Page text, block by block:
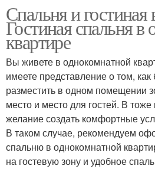
Спальня и
Гостиная спальня в
квартире
Вы живете в однокомнатной
имеете представление о том, как
разместить в одном помещении
место и место для гостей. В
желание создать комфортные
В таком случае, рекомендуем
спальню в однокомнатной
на гостевую зону и удобное